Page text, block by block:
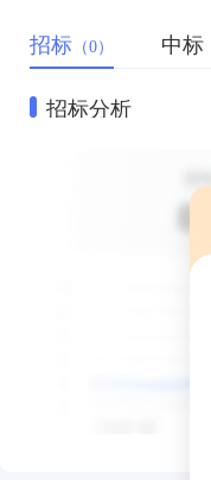
招标 （0） 中标
招标分析